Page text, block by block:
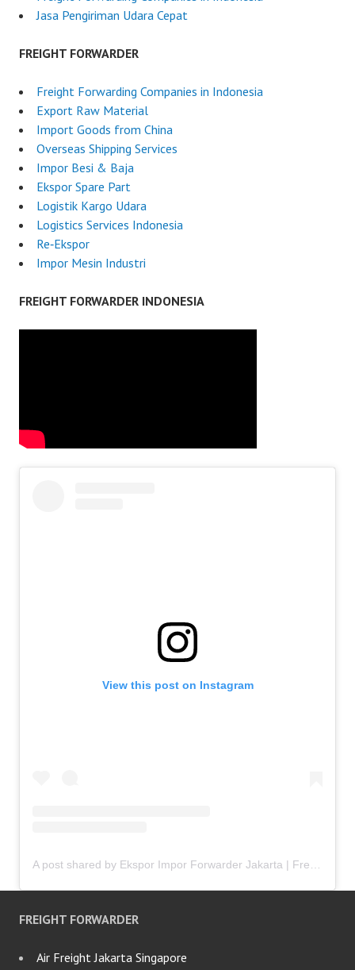
Jasa Pengiriman Udara Cepat
FREIGHT FORWARDER
Freight Forwarding Companies in Indonesia
Export Raw Material
Import Goods from China
Overseas Shipping Services
Impor Besi & Baja
Ekspor Spare Part
Logistik Kargo Udara
Logistics Services Indonesia
Re‑Ekspor
Impor Mesin Industri
FREIGHT FORWARDER INDONESIA
View this post on Instagram
FREIGHT FORWARDER
Air Freight Jakarta Singapore